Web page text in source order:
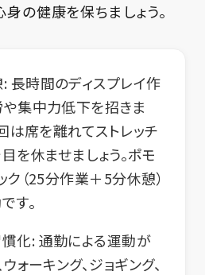
の健康を保ちましょう。
長時間のディスプレイ作
集中力低下を招きま
は席を離れてストレッチ
を休ませましょう。ポモ
ク（25分作業＋5分休憩）
す。
化:通勤による運動が
ォーキング、ジョギング、